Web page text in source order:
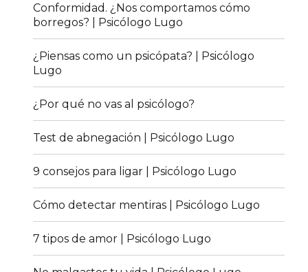
Conformidad. ¿Nos comportamos cómo
borregos? | Psicólogo Lugo
¿Piensas como un psicópata? | Psicólogo
Lugo
¿Por qué no vas al psicólogo?
Test de abnegación | Psicólogo Lugo
9 consejos para ligar | Psicólogo Lugo
Cómo detectar mentiras | Psicólogo Lugo
7 tipos de amor | Psicólogo Lugo